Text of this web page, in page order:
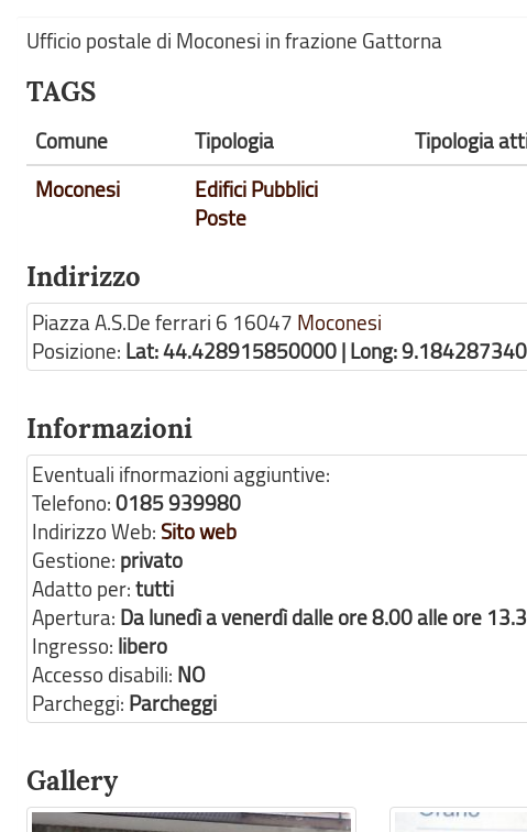
Ufficio postale di Moconesi in frazione Gattorna
TAGS
Comune Tipologia Tipologia
Moconesi
Edifici Pubblici
Poste
Indirizzo
Piazza A.S.De ferrari 6 16047 Moconesi
Posizione: Lat: 44.428915850000 | Long:
Informazioni
Eventuali ifnormazioni aggiuntive:
Telefono:0185 939980
Indirizzo Web: Sito web
Gestione: privato
Adatto per:tutti
Apertura: Da lunedì a venerdì dalle ore 8.00 alle ore
Ingresso: libero
Accesso disabili: NO
Parcheggi: Parcheggi
Gallery